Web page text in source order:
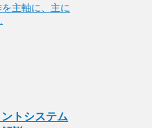
主軸に、主に
トシステム